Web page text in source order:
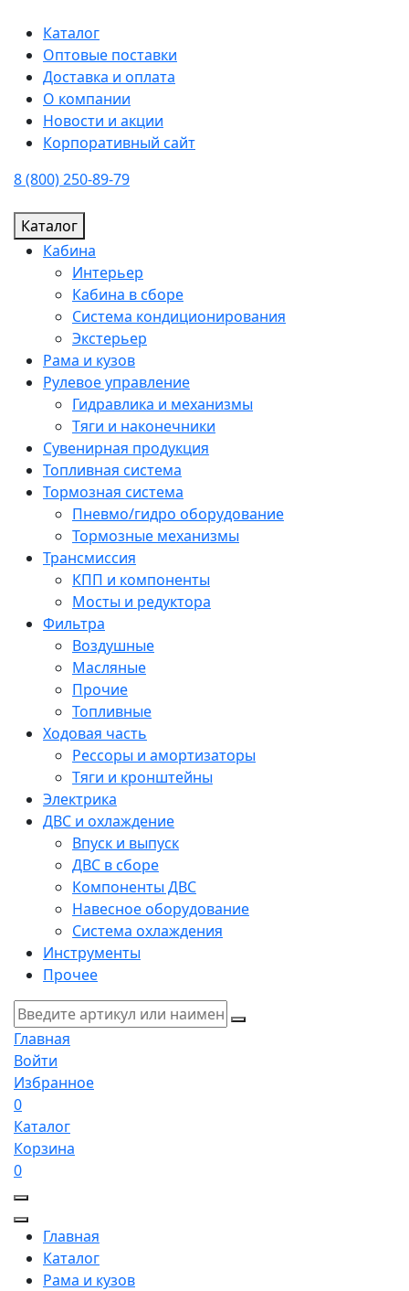
Каталог
Оптовые поставки
Доставка и оплата
О компании
Новости и акции
Корпоративный сайт
8 (800) 250-89-79
Каталог
Кабина
Интерьер
Кабина в сборе
Система кондиционирования
Экстерьер
Рама и кузов
Рулевое управление
Гидравлика и механизмы
Тяги и наконечники
Сувенирная продукция
Топливная система
Тормозная система
Пневмо/гидро оборудование
Тормозные механизмы
Трансмиссия
КПП и компоненты
Мосты и редуктора
Фильтра
Воздушные
Масляные
Прочие
Топливные
Ходовая часть
Рессоры и амортизаторы
Тяги и кронштейны
Электрика
ДВС и охлаждение
Впуск и выпуск
ДВС в сборе
Компоненты ДВС
Навесное оборудование
Система охлаждения
Инструменты
Прочее
Главная
Войти
Избранное
0
Каталог
Корзина
0
Главная
Каталог
Рама и кузов